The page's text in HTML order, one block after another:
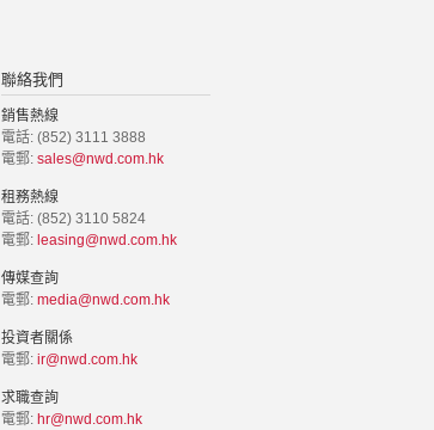
聯絡我們
銷售熱線
電話: (852) 3111 3888
電郵: sales@nwd.com.hk
租務熱線
電話: (852) 3110 5824
電郵: leasing@nwd.com.hk
傳媒查詢
電郵: media@nwd.com.hk
投資者關係
電郵: ir@nwd.com.hk
求職查詢
電郵: hr@nwd.com.hk